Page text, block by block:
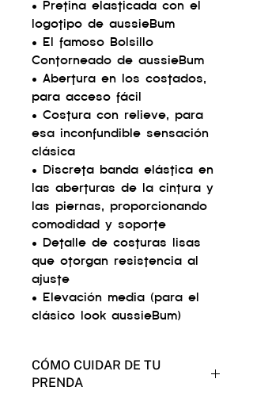
• Pretina elasticada con el
logotipo de aussieBum
• El famoso Bolsillo
Contorneado de aussieBum
• Abertura en los costados,
para acceso fácil
• Costura con relieve, para
esa inconfundible sensación
clásica
• Discreta banda elástica en
las aberturas de la cintura y
las piernas, proporcionando
comodidad y soporte
• Detalle de costuras lisas
que otorgan resistencia al
ajuste
• Elevación media (para el
clásico look aussieBum)
CÓMO CUIDAR DE TU
PRENDA